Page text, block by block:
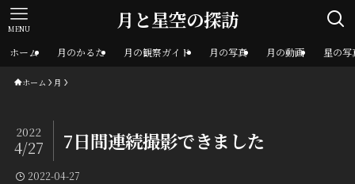
月と星空の探訪
MENU
ホーム 月のかるた 月の観察ガイド 月の写真 月の動画 星の写
ホーム 月
7日間連続撮影できました
2022
4/27
2022-04-27